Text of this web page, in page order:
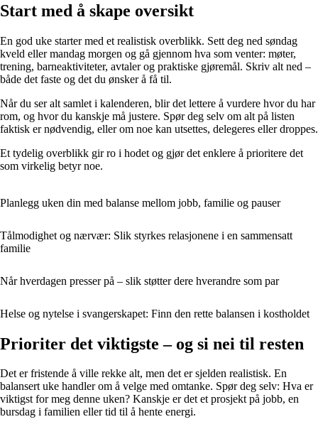
Start med å skape oversikt
En god uke starter med et realistisk overblikk. Sett deg ned søndag
kveld eller mandag morgen og gå gjennom hva som venter: møter,
trening, barneaktiviteter, avtaler og praktiske gjøremål. Skriv alt ned –
både det faste og det du ønsker å få til.
Når du ser alt samlet i kalenderen, blir det lettere å vurdere hvor du har
rom, og hvor du kanskje må justere. Spør deg selv om alt på listen
faktisk er nødvendig, eller om noe kan utsettes, delegeres eller droppes.
Et tydelig overblikk gir ro i hodet og gjør det enklere å prioritere det
som virkelig betyr noe.
Planlegg uken din med balanse mellom jobb, familie og pauser
Tålmodighet og nærvær: Slik styrkes relasjonene i en sammensatt
familie
Når hverdagen presser på – slik støtter dere hverandre som par
Helse og nytelse i svangerskapet: Finn den rette balansen i kostholdet
Prioriter det viktigste – og si nei til resten
Det er fristende å ville rekke alt, men det er sjelden realistisk. En
balansert uke handler om å velge med omtanke. Spør deg selv: Hva er
viktigst for meg denne uken? Kanskje er det et prosjekt på jobb, en
bursdag i familien eller tid til å hente energi.